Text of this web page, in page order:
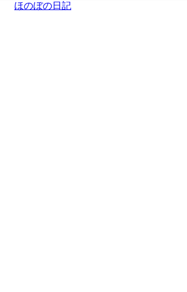
ほのぼの日記